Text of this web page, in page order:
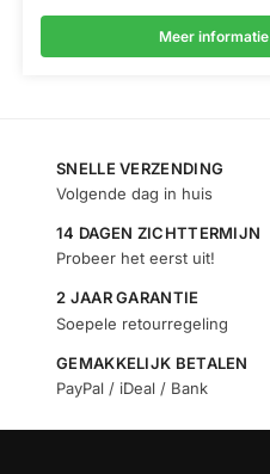
Meer informatie
SNELLE VERZENDING
Volgende dag in huis
14 DAGEN ZICHTTERMIJN
Probeer het eerst uit!
2 JAAR GARANTIE
Soepele retourregeling
GEMAKKELIJK BETALEN
PayPal / iDeal / Bank